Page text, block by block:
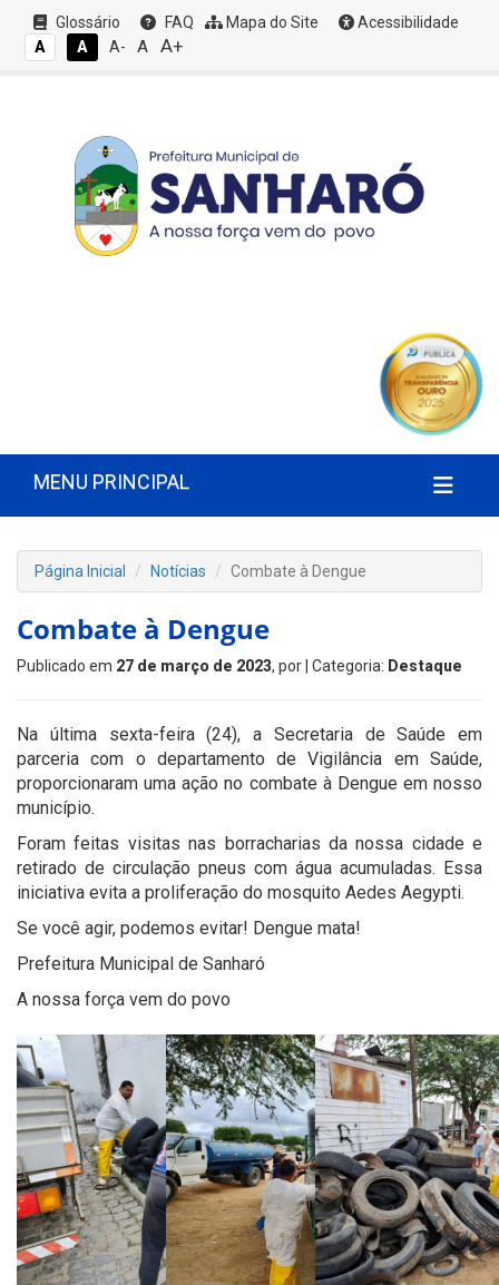
Glossário FAQ Mapa do Site
Acessibilidade
A
A A- A A+
MENU PRINCIPAL
Página Inicial Notícias Combate à Dengue
Combate à Dengue
Publicado em 27 de março de 2023, por | Categoria: Destaque
Na última sexta-feira (24), a Secretaria de Saúde em
parceria com o departamento de Vigilância em Saúde,
proporcionaram uma ação no combate à Dengue em nosso
município.
Foram feitas visitas nas borracharias da nossa cidade e
retirado de circulação pneus com água acumuladas. Essa
iniciativa evita a proliferação do mosquito Aedes Aegypti.
Se você agir, podemos evitar! Dengue mata!
Prefeitura Municipal de Sanharó
A nossa força vem do povo